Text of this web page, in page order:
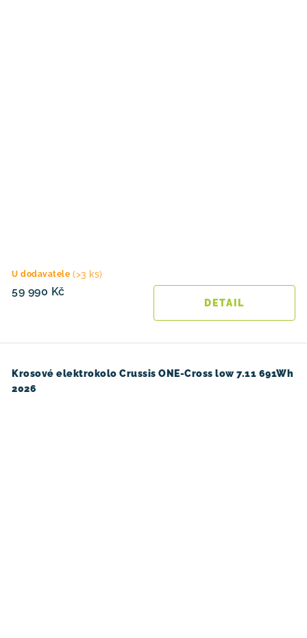
U dodavatele (>3 ks)
59 990 Kč
Krosové elektrokolo Crussis ONE-Cross low 7.11 691Wh
2026